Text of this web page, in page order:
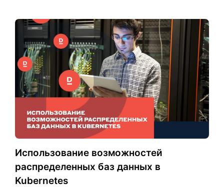
Использование возможностей
распределенных баз данных в
Kubernetes